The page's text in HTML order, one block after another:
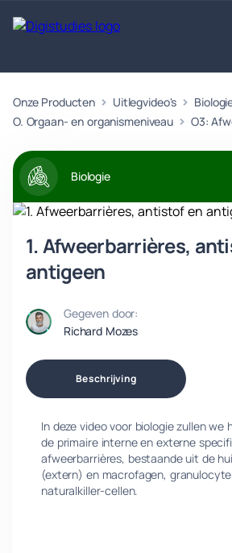
Exacte
vakken
Geen
vakken.
Taalvakken
Geen
vakken.
Onze Producten Uitlegvideo's
O. Orgaan- en organismeniveau
O3:
Biologie
1. Afweerbarrières,
antigeen
Gegeven door:
Richard Mozes
Beschrijving
In deze video voor biologie zullen we
de primaire interne en externe
afweerbarrières, bestaande uit de
(extern) en macrofagen,
naturalkiller-cellen.